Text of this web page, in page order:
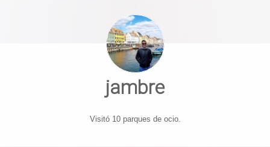
jambre
Visitó 10 parques de ocio.